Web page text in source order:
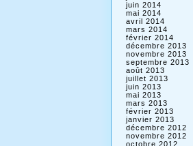
juin 2014
mai 2014
avril 2014
mars 2014
février 2014
décembre 2013
novembre 2013
septembre 2013
août 2013
juillet 2013
juin 2013
mai 2013
mars 2013
février 2013
janvier 2013
décembre 2012
novembre 2012
octobre 2012